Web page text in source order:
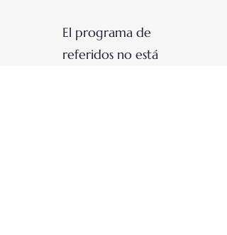
El programa de
referidos no está